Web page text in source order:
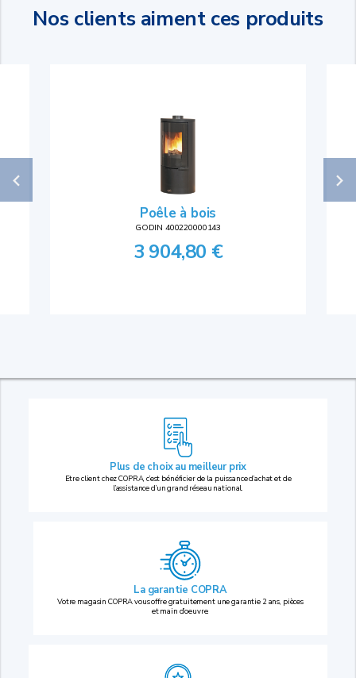
Nos clients aiment ces produits
Poêle à bois
GODIN 400220000143
3 904,80 €
Plus de choix au meilleur prix
Etre client chez COPRA, c’est bénéficier de la puissance d’achat et de
l’assistance d’un grand réseau national.
La garantie COPRA
Votre magasin COPRA vous offre gratuitement une garantie 2 ans, pièces
et main d’oeuvre.